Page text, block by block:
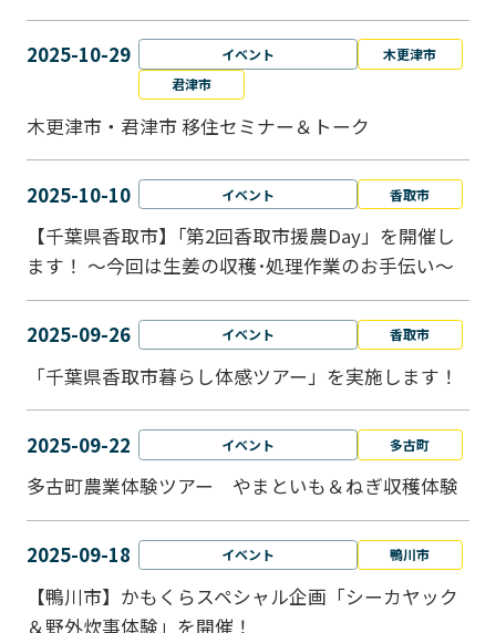
2025-10-29 イベント
木更津市
君津市
木更津市・君津市 移住セミナー＆トーク
2025-10-10 イベント 香取市
【千葉県香取市】｢第2回香取市援農Day」を開催し
ます！ ～今回は生姜の収穫･処理作業のお手伝い～
2025-09-26 イベント 香取市
「千葉県香取市暮らし体感ツアー」を実施します！
2025-09-22 イベント 多古町
多古町農業体験ツアー やまといも＆ねぎ収穫体験
2025-09-18 イベント 鴨川市
【鴨川市】かもくらスペシャル企画「シーカヤック
＆野外炊事体験」を開催！